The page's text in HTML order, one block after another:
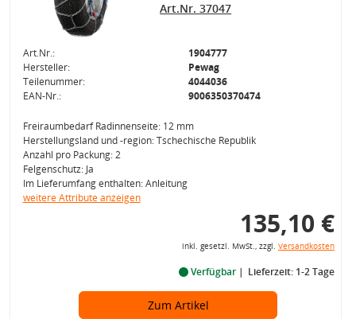
Art.Nr. 37047
Art.Nr.:
1904777
Hersteller:
Pewag
Teilenummer:
4044036
EAN-Nr.:
9006350370474
Freiraumbedarf Radinnenseite: 12 mm
Herstellungsland und -region: Tschechische Republik
Anzahl pro Packung: 2
Felgenschutz: Ja
Im Lieferumfang enthalten: Anleitung
weitere Attribute anzeigen
135,10 €
inkl. gesetzl. MwSt., zzgl. Versandkosten
Verfügbar Lieferzeit: 1-2 Tage
Zum Artikel